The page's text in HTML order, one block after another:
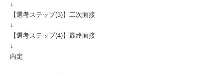
↓
【選考ステップ(3)】二次面接
↓
【選考ステップ(4)】最終面接
↓
内定